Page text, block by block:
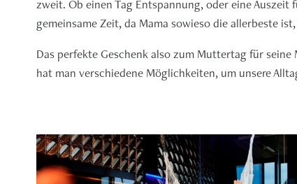
zweit. Ob einen Tag Entspannung, oder eine
gemeinsame Zeit, da Mama sowieso die allerbeste
Das perfekte Geschenk also zum Muttertag für
hat man verschiedene Möglichkeiten, um unsere